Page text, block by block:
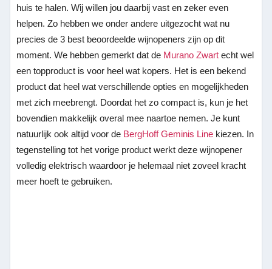
huis te halen. Wij willen jou daarbij vast en zeker even
helpen. Zo hebben we onder andere uitgezocht wat nu
precies de 3 best beoordeelde wijnopeners zijn op dit
moment. We hebben gemerkt dat de Murano Zwart echt wel
een topproduct is voor heel wat kopers. Het is een bekend
product dat heel wat verschillende opties en mogelijkheden
met zich meebrengt. Doordat het zo compact is, kun je het
bovendien makkelijk overal mee naartoe nemen. Je kunt
natuurlijk ook altijd voor de BergHoff Geminis Line kiezen. In
tegenstelling tot het vorige product werkt deze wijnopener
volledig elektrisch waardoor je helemaal niet zoveel kracht
meer hoeft te gebruiken.